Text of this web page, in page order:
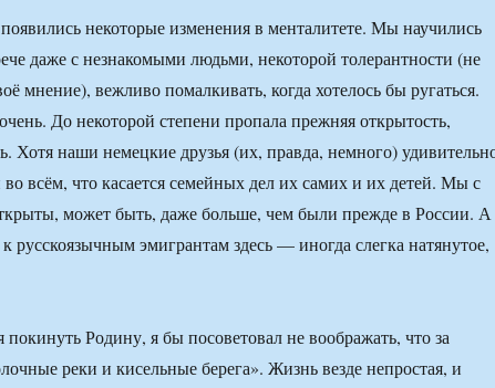
некоторые изменения в менталитете. Мы научились
даже с незнакомыми людьми, некоторой толерантности (не
мнение), вежливо помалкивать, когда хотелось бы ругаться.
До некоторой степени пропала прежняя открытость,
Хотя наши немецкие друзья (их, правда, немного)
всём, что касается семейных дел их самих и их детей. Мы с
может быть, даже больше, чем были прежде в России. А
русскоязычным эмигрантам здесь — иногда слегка натянутое,
покинуть Родину, я бы посоветовал не воображать, что за
реки и кисельные берега». Жизнь везде непростая, и